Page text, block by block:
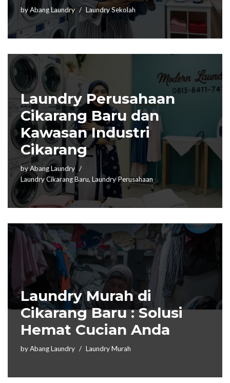
byAbang Laundry Laundry Sekolah
Laundry Perusahaan
Cikarang Baru dan
Kawasan Industri
Cikarang
byAbang Laundry
Laundry Cikarang Baru, Laundry Perusahaan
Laundry Murah di
Cikarang Baru : Solusi
Hemat Cucian Anda
byAbang Laundry Laundry Murah